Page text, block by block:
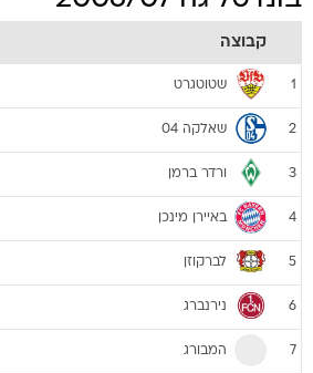
קבוצה
1 שטוטגרט
2 שאלקה 04
3 ורדר ברמן
4 באיירן מינכן
5 לברקוזן
6 נירנברג
7 המבורג